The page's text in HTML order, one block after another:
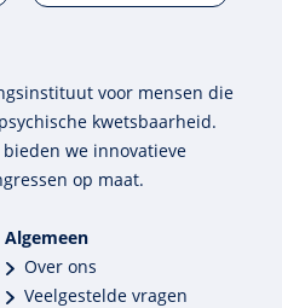
voor mensen die
kwets­baar­heid.
we innova­tieve
op maat.
Algemeen
Over ons
Veelgestelde vragen